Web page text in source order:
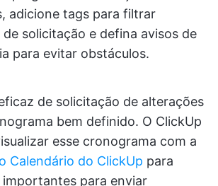
adicione tags para filtrar
solicitação e defina avisos de
para evitar obstáculos.
de solicitação de alterações
bem definido. O ClickUp
esse cronograma com a
Calendário do ClickUp para
importantes para enviar